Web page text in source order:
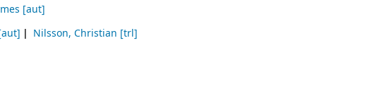
[aut]
Nilsson, Christian [trl]